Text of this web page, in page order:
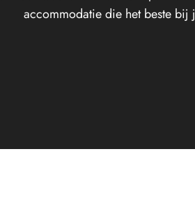
accommodatie die het beste bij